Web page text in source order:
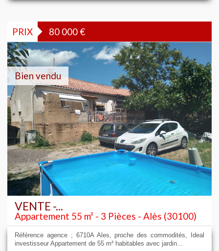
PRIX 80 000€
Bien vendu
VENTE -...
Appartement 55 m² - 3 Pièces - Alès (30100)
Référence agence ; 6710A Ales, proche des commodités, Ideal
investisseur Appartement de 55 m² habitables avec jardin...